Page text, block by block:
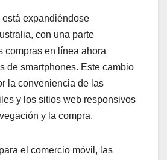
expandiéndose
con una parte
compras en línea ahora
de smartphones. Este cambio
la conveniencia de las
y los sitios web responsivos
y la compra.
el comercio móvil, las